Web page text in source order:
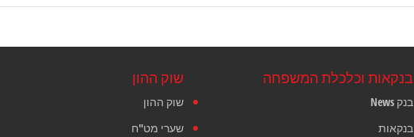
שוק ההון
שוק ההון
שערי מט"ח
בנקאות וכלכלת המשפחה
בנק News
בנקאות